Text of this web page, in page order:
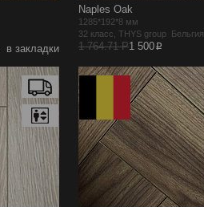
в закладки
Naples Oak
1285*192*8 мм
32 класс, THYS group Бельгия
1 764.71 Р1 500p